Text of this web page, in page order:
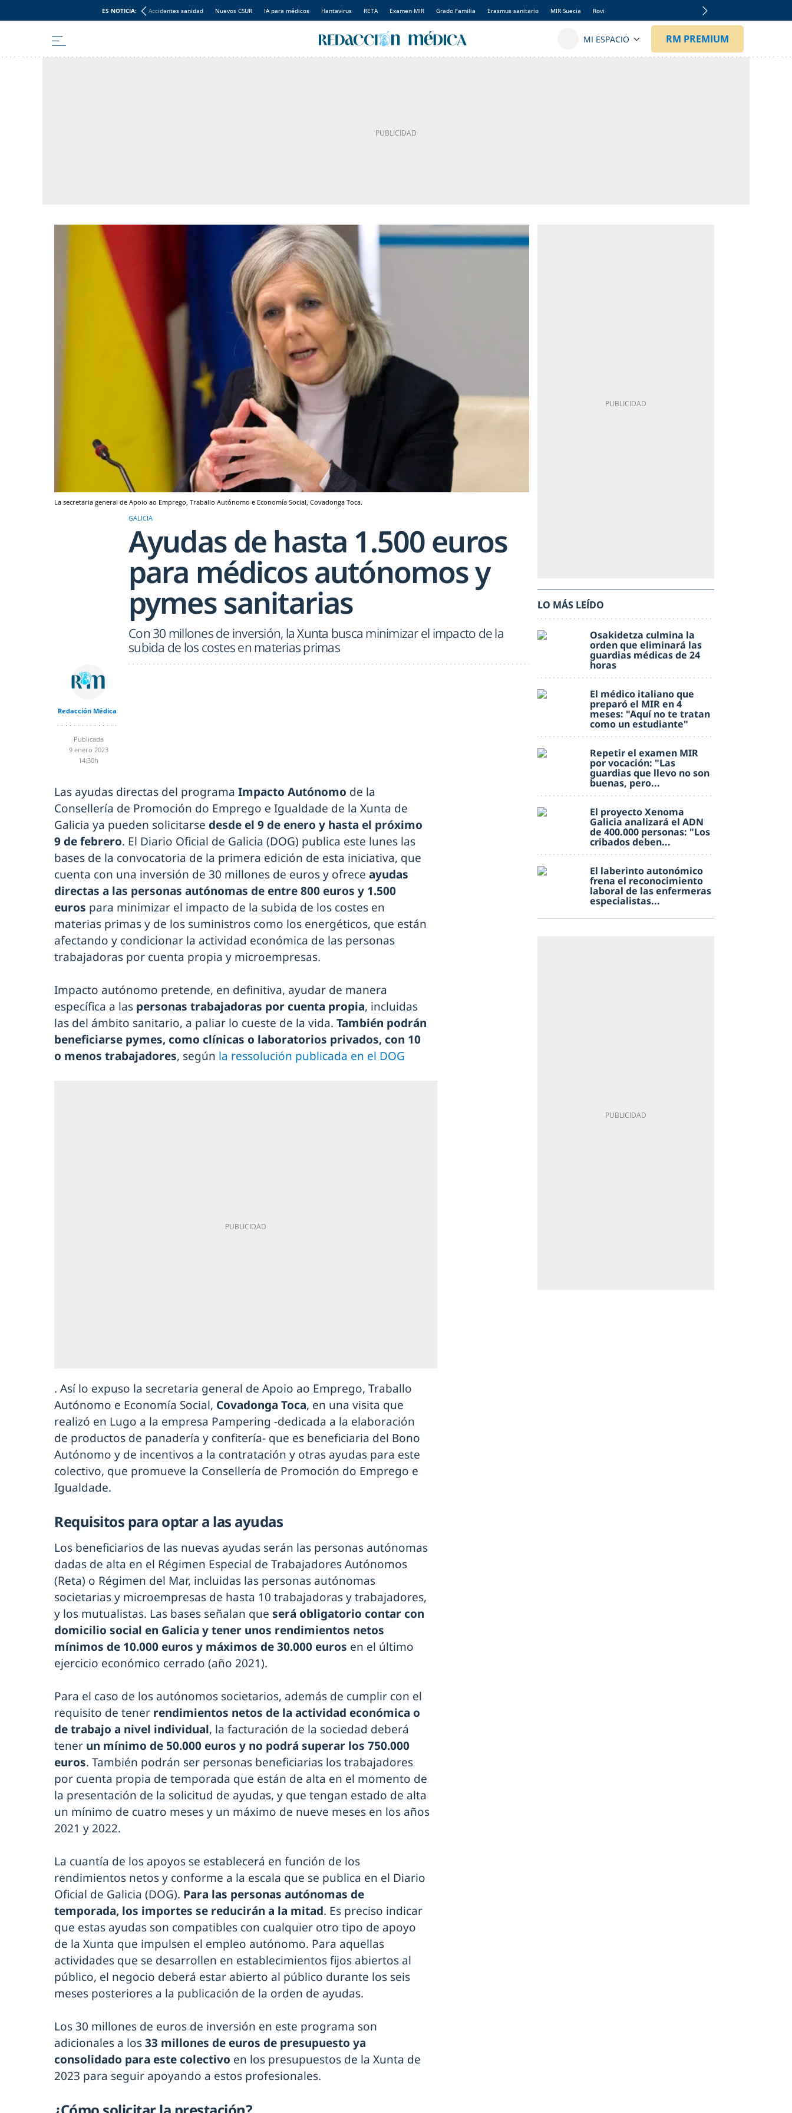
ES NOTICIA: Accidentes sanidad Nuevos CSUR IA para médicos Hantavirus RETA Examen MIR Grado Familia Erasmus sanitario MIR Suecia Rovi
La secretaria general de Apoio ao Emprego, Traballo Autónomo e Economía Social, Covadonga Toca.
GALICIA
Ayudas de hasta 1.500 euros
para médicos autónomos y
pymes sanitarias
Con 30 millones de inversión, la Xunta busca minimizar el impacto de la
subida de los costes en materias primas
Redacción Médica
Publicada
9 enero 2023
14:30h
Las ayudas directas del programa Impacto Autónomo de la
Consellería de Promoción do Emprego e Igualdade de la Xunta de
Galicia ya pueden solicitarse desde el 9 de enero y hasta el próximo
9 de febrero. El Diario Oficial de Galicia (DOG) publica este lunes las
bases de la convocatoria de la primera edición de esta iniciativa, que
cuenta con una inversión de 30 millones de euros y ofrece ayudas
directas a las personas autónomas de entre 800 euros y 1.500
euros para minimizar el impacto de la subida de los costes en
materias primas y de los suministros como los energéticos, que están
afectando y condicionar la actividad económica de las personas
trabajadoras por cuenta propia y microempresas.
Impacto autónomo pretende, en definitiva, ayudar de manera
específica a las personas trabajadoras por cuenta propia, incluidas
las del ámbito sanitario, a paliar lo cueste de la vida. También podrán
beneficiarse pymes, como clínicas o laboratorios privados, con 10
o menos trabajadores, según la ressolución publicada en el DOG
. Así lo expuso la secretaria general de Apoio ao Emprego, Traballo
Autónomo e Economía Social, Covadonga Toca, en una visita que
realizó en Lugo a la empresa Pampering -dedicada a la elaboración
de productos de panadería y confitería- que es beneficiaria del Bono
Autónomo y de incentivos a la contratación y otras ayudas para este
colectivo, que promueve la Consellería de Promoción do Emprego e
Igualdade.
Requisitos para optar a las ayudas
Los beneficiarios de las nuevas ayudas serán las personas autónomas
dadas de alta en el Régimen Especial de Trabajadores Autónomos
(Reta) o Régimen del Mar, incluidas las personas autónomas
societarias y microempresas de hasta 10 trabajadoras y trabajadores,
y los mutualistas. Las bases señalan que será obligatorio contar con
domicilio social en Galicia y tener unos rendimientos netos
mínimos de 10.000 euros y máximos de 30.000 euros en el último
ejercicio económico cerrado (año 2021).
Para el caso de los autónomos societarios, además de cumplir con el
requisito de tener rendimientos netos de la actividad económica o
de trabajo a nivel individual, la facturación de la sociedad deberá
tener un mínimo de 50.000 euros y no podrá superar los 750.000
euros. También podrán ser personas beneficiarias los trabajadores
por cuenta propia de temporada que están de alta en el momento de
la presentación de la solicitud de ayudas, y que tengan estado de alta
un mínimo de cuatro meses y un máximo de nueve meses en los años
2021 y 2022.
La cuantía de los apoyos se establecerá en función de los
rendimientos netos y conforme a la escala que se publica en el Diario
Oficial de Galicia (DOG). Para las personas autónomas de
temporada, los importes se reducirán a la mitad. Es preciso indicar
que estas ayudas son compatibles con cualquier otro tipo de apoyo
de la Xunta que impulsen el empleo autónomo. Para aquellas
actividades que se desarrollen en establecimientos fijos abiertos al
público, el negocio deberá estar abierto al público durante los seis
meses posteriores a la publicación de la orden de ayudas.
Los 30 millones de euros de inversión en este programa son
adicionales a los33 millones de euros de presupuesto ya
consolidado para este colectivo en los presupuestos de la Xunta de
2023 para seguir apoyando a estos profesionales.
LO MÁS LEÍDO
Osakidetza culmina la
orden que eliminará las
guardias médicas de 24
horas
El médico italiano que
preparó el MIR en 4
meses: "Aquí no te tratan
como un estudiante"
Repetir el examen MIR
por vocación: "Las
guardias que llevo no son
buenas, pero...
El proyecto Xenoma
Galicia analizará el ADN
de 400.000 personas: "Los
cribados deben...
El laberinto autonómico
frena el reconocimiento
laboral de las enfermeras
especialistas...